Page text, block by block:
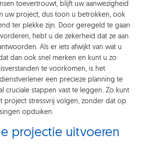
toevertrouwt, blijft uw aanwezigheid
uw project, dus toon u betrokken, ook
ter plekke zijn. Door geregeld te gaan
hebt u de zekerheid dat ze aan
Als er iets afwijkt van wat u
dan ook snel merken en kunt u zo
te voorkomen, is het
een precieze planning te
cruciale stappen vast te leggen. Zo kunt
project stressvrij volgen, zonder dat op
opduiken.
projectie uitvoeren